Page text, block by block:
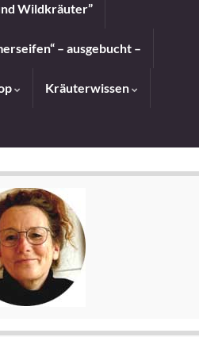
Wildkräuter”
– ausgebucht –
Kräuterwissen